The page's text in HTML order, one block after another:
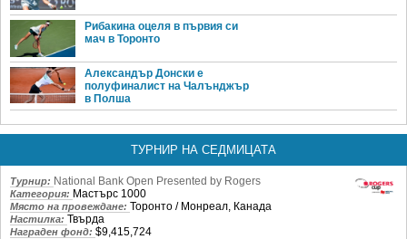
Рибакина оцеля в първия си
мач в Торонто
Александър Донски е
полуфиналист на Чалънджър
в Полша
ТУРНИР НА СЕДМИЦАТА
Турнир: National Bank Open Presented by Rogers
Категория: Мастърс 1000
Място на провеждане: Торонто / Монреал, Канада
Настилка: Твърда
Награден фонд: $9,415,724